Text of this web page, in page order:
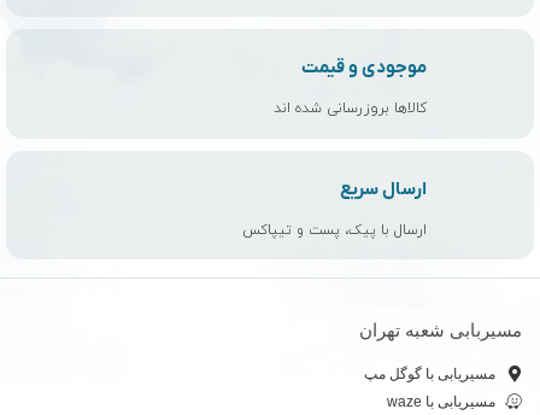
موجودی و قیمت
کالاها بروزرسانی شده اند
ارسال سریع
ارسال با پیک، پست و تیپاکس
مسیربابی شعبه تهران
مسیریابی با گوگل مپ
مسیریابی با waze